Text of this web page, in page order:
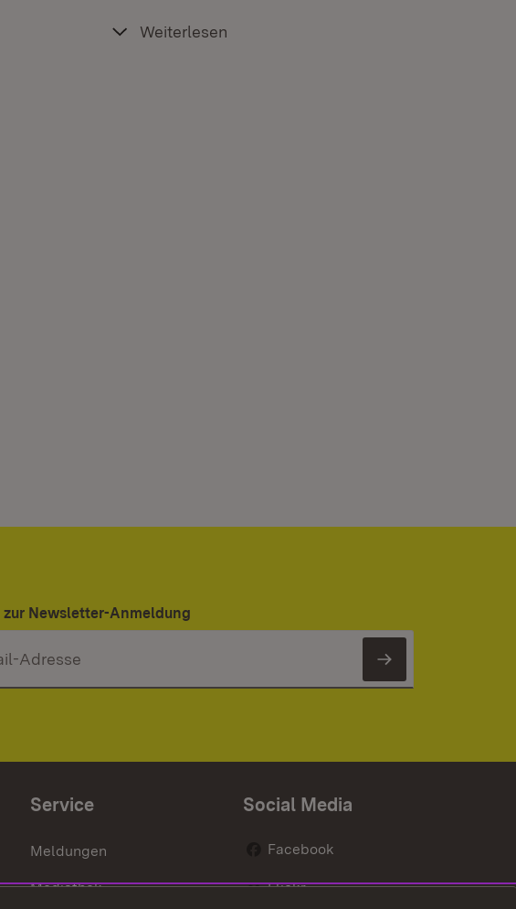
Weiterlesen
zur Newsletter-Anmeldung
Newsletter
Service
Meldungen
Mediathek
Social Media
Facebook
Flickr